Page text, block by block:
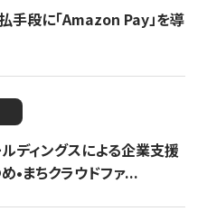
手段に「Amazon Pay」を導
ディングスによる企業支援
•まちクラウドファ...